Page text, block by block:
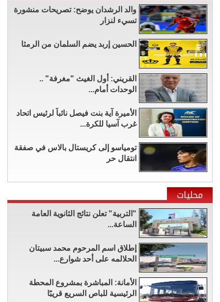
والد الرشدان يوضح: تصريحات منشورة
تسيء لنزار
الحسين إربد يضم السلمان من الرمثا
القريني: أول الغيث "مغرفة" ..
الوحدات أمام...
الأميرة آية بنت فيصل نائباً لرئيس اتحاد
غرب آسيا للكرة...
تومياسو إلى كريستال بالاس في صفقة
انتقال حر
محليات
"التربية" تعلن نتائج الثانوية العامة
الساعة...
إطلاق اسم المرحوم محمد سبيتان
الحلالمه على أحد شوارع...
الأمانة: المباشرة بمشروع المحطة
الرئيسية للباص السريع قريبًا